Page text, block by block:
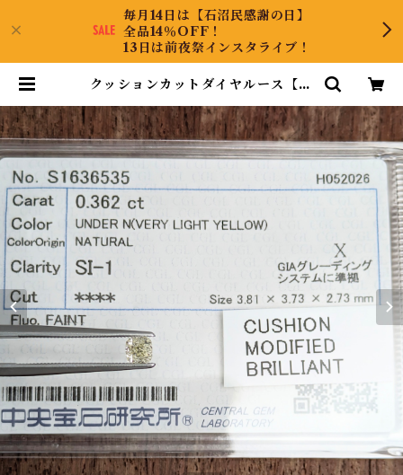
毎月14日は【石沼民感謝の日】
全品14％OFF！
13日は前夜祭インスタライブ！
クッションカットダイヤルース【0.
dAntique